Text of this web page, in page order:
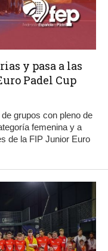
y pasa a las
Padel Cup
grupos con pleno de
femenina y a
de la FIP Junior Euro